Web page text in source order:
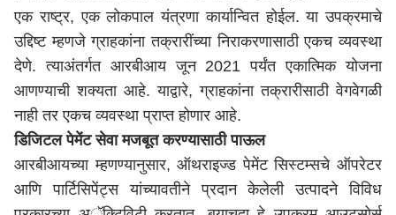
एक राष्ट्र, एक लोकपाल यंत्रणा कार्यान्वित होईल. या उपक्रमाचे
उद्दिष्ट म्हणजे ग्राहकांना तक्रारींच्या निराकरणासाठी एकच व्यवस्था
देणे. त्याअंतर्गत आरबीआय जून 2021 पर्यंत एकात्मिक योजना
आणण्याची शक्यता आहे. याद्वारे, ग्राहकांना तक्रारीसाठी वेगवेगळी
नाही तर एकच व्यवस्था प्राप्त होणार आहे.
डिजिटल पेमेंट सेवा मजबूत करण्यासाठी पाऊल
आरबीआयच्या म्हणण्यानुसार, ऑथराइज्ड पेमेंट सिस्‍टम्सचे ऑपरेटर
आणि पार्टिसिपेंट्स यांच्यावतीने प्रदान केलेली उत्पादने विविध